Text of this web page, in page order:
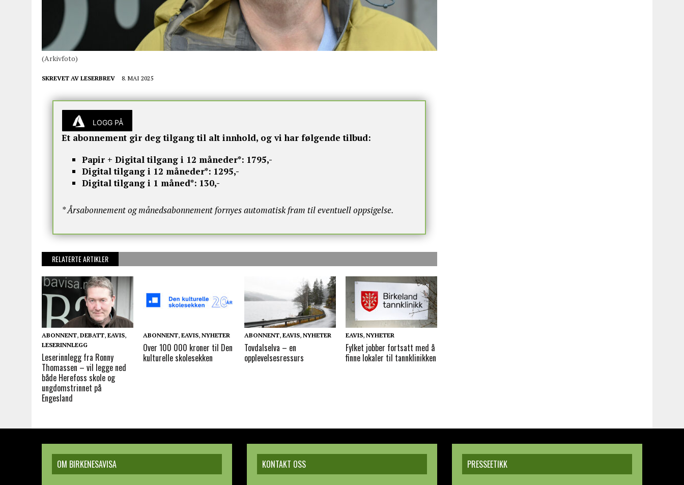
(Arkivfoto)
SKREVET AV LESERBREV 8. MAI 2025
LOGG PÅ
Et abonnement gir deg tilgang til alt innhold, og vi har følgende tilbud:
Papir + Digital tilgang i 12 måneder*: 1795,-
Digital tilgang i 12 måneder*: 1295,-
Digital tilgang i 1 måned*: 130,-
* Årsabonnement og månedsabonnement fornyes automatisk fram til eventuell oppsigelse.
RELATERTE ARTIKLER
ABONNENT, DEBATT, EAVIS,
LESERINNLEGG
Leserinnlegg fra Ronny
Thomassen – vil legge ned
både Herefoss skole og
ungdomstrinnet på
Engesland
ABONNENT,EAVIS,NYHETER
Over 100 000 kroner til Den
kulturelle skolesekken
ABONNENT,EAVIS,NYHETER
Tovdalselva – en
opplevelsesressurs
EAVIS,NYHETER
Fylket jobber fortsatt med å
finne lokaler til tannklinikken
OM BIRKENESAVISA KONTAKT OSS PRESSEETIKK